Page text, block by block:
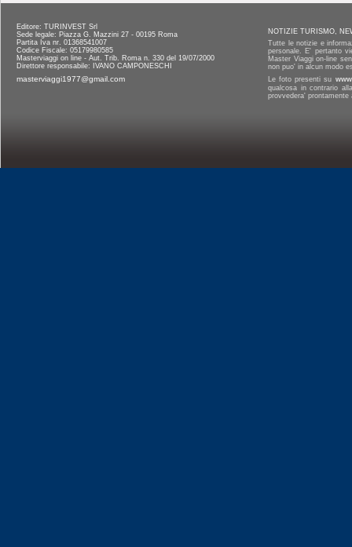
Editore: TURINVEST Srl
Sede legale: Piazza G. Mazzini 27 - 00195 Roma
Partita Iva nr. 01368541007
Codice Fiscale: 05179980585
Masterviaggi on line - Aut. Trib. Roma n. 330 del 19/07/2000
Direttore responsabile: IVANO CAMPONESCHI
masterviaggi1977@gmail.com
NOTIZIE TURISMO,
Tutte le notizie e
personale. E' pertanto
Master Viaggi on-line
non puo' in alcun modo
Le foto presenti su
qualcosa in contrario
provvedera'